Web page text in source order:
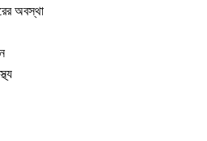
অবস্থা